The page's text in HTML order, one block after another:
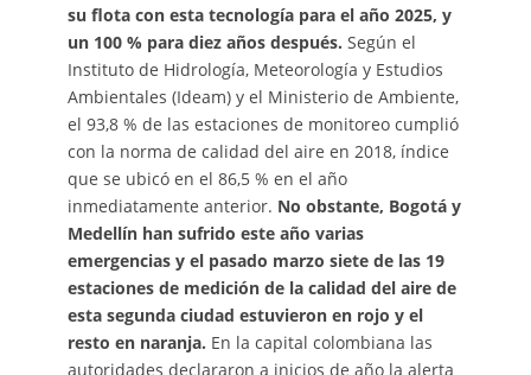
su flota con esta tecnología para el año 2025, y
un 100 % para diez años después. Según el
Instituto de Hidrología, Meteorología y Estudios
Ambientales (Ideam) y el Ministerio de Ambiente,
el 93,8 % de las estaciones de monitoreo cumplió
con la norma de calidad del aire en 2018, índice
que se ubicó en el 86,5 % en el año
inmediatamente anterior. No obstante, Bogotá y
Medellín han sufrido este año varias
emergencias y el pasado marzo siete de las 19
estaciones de medición de la calidad del aire de
esta segunda ciudad estuvieron en rojo y el
resto en naranja. En la capital colombiana las
autoridades declararon a inicios de año la alerta